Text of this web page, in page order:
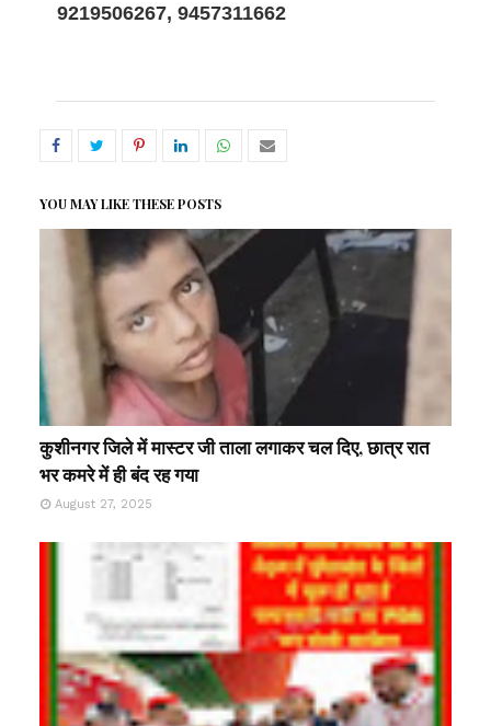
9219506267, 9457311662
YOU MAY LIKE THESE POSTS
कुशीनगर जिले में मास्टर जी ताला लगाकर चल दिए, छात्र रात
भर कमरे में ही बंद रह गया
August 27, 2025